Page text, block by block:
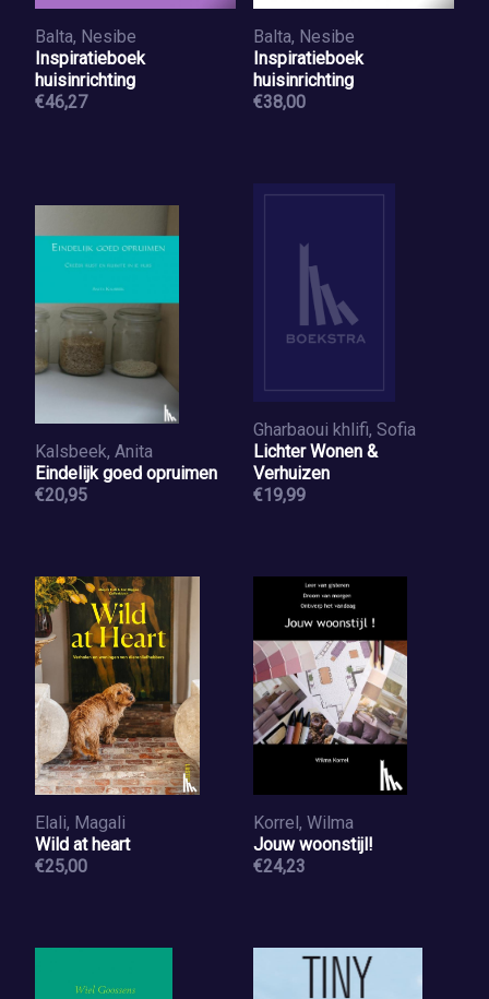
Balta, Nesibe
Inspiratieboek
huisinrichting
€46,27
Balta, Nesibe
Inspiratieboek
huisinrichting
€38,00
Kalsbeek, Anita
Eindelijk goed opruimen
€20,95
Gharbaoui khlifi, Sofia
Lichter Wonen &
Verhuizen
€19,99
Elali, Magali
Wild at heart
€25,00
Korrel, Wilma
Jouw woonstijl!
€24,23